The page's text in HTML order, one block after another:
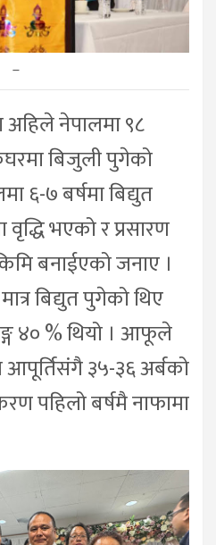
–
नेपालमा ९८
बिजुली पुगेको
६-७ बर्षमा बिद्युत
भएको र प्रसारण
बनाईएको जनाए ।
बिद्युत पुगेको थिए
४० % थियो । आफूले
आपूर्तिसंगै ३५-३६ अर्बको
पहिलो बर्षमै नाफामा